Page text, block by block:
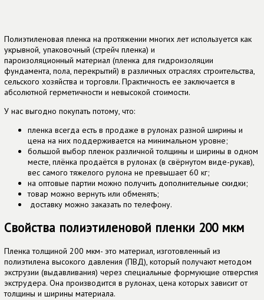
Полиэтиленовая пленка на протяжении многих лет используется как
укрывной, упаковочный (стрейч пленка) и
пароизоляционный материал (пленка для гидроизоляции
фундамента, пола, перекрытий) в различных отраслях строительства,
сельского хозяйства и торговли. Практичность ее заключается в
абсолютной герметичности и невысокой стоимости.
У нас выгодно покупать потому, что:
пленка всегда есть в продаже в рулонах разной ширины и
цена на них поддерживается на минимальном уровне;
большой выбор пленок различной толщины и ширины в одном
месте, плёнка продаётся в рулонах (в свёрнутом виде-рукав),
вес самого тяжелого рулона не превышает 60 кг;
на оптовые партии можно получить дополнительные скидки;
товар можно вернуть или обменять;
доставку можно заказать по телефону.
Свойства полиэтиленовой пленки 200 мкм
Пленка толщиной 200 мкм- это материал, изготовленный из
полиэтилена высокого давления (ПВД), который получают методом
экструзии (выдавливания) через специальные формующие отверстия
экструдера. Она производится в рулонах, цена которых зависит от
толщины и ширины материала.